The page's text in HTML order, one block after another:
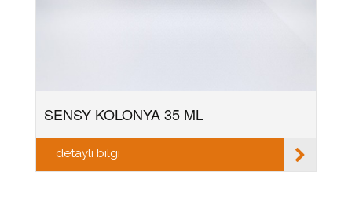
SENSY KOLONYA 35 ML
detaylı bilgi